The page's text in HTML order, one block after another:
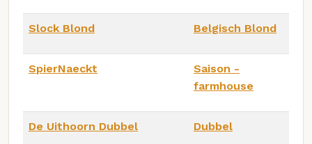
Slock Blond Belgisch Blond
SpierNaeckt
Saison -
farmhouse
De Uithoorn Dubbel Dubbel